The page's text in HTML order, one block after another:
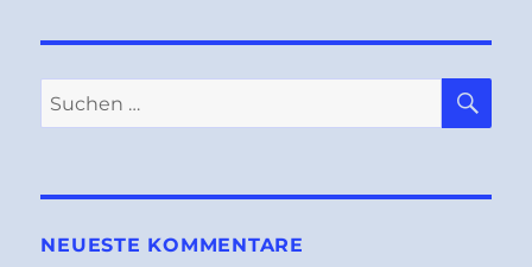
Suchen
nach:
NEUESTE KOMMENTARE